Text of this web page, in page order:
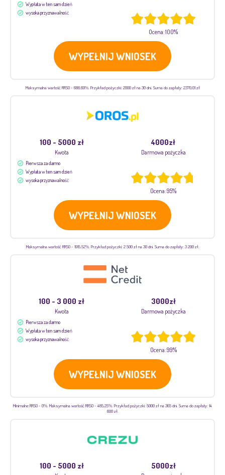
Wypłata w ten sam dzień
wysoka przyznawalność
Ocena: 100%
WYPEŁNIJ WNIOSEK
Maksymalna wartość RRSO - 688,69%. Przykład pożyczki: 2000 zł na 30 dni. Suma do zapłaty: 2370,01 zł
100 - 5000 zł
Kwota
4000zł
Darmowa pożyczka
Pierwsza za darmo
Wypłata w ten sam dzień
wysoka przyznawalność
Ocena: 95%
WYPEŁNIJ WNIOSEK
Maksymalna wartość RRSO - 1915,52%. Przykład pożyczki: 2 500 zł na 30 dni. Suma do zapłaty: 3 200 zł.
100 - 3 000 zł
Kwota
3000zł
Darmowa pożyczka
Pierwsza za darmo
Wypłata w ten sam dzień
wysoka przyznawalność
Ocena: 99%
WYPEŁNIJ WNIOSEK
Minimalne RRSO - 0%. Maksymalna wartość RRSO - 485,25%. Przykład pożyczki: 5000 zł na 365 dni. Suma do zapłaty: 14
600 zł.
100 - 5000 zł 5000zł